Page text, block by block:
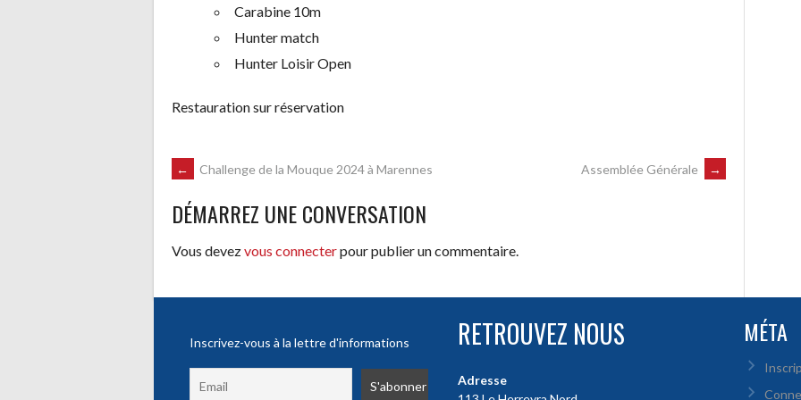
Carabine 10m
Hunter match
Hunter Loisir Open
Restauration sur réservation
NAVIGATION
DES
← Challenge de la Mouque 2024 à Marennes Assemblée Générale →
DÉMARREZ UNE CONVERSATION
Vous devezvous connecterpour publier un commentaire.
Inscrivez-vous à la lettre d'informations RETROUVEZ NOUS
Adresse
MÉTA